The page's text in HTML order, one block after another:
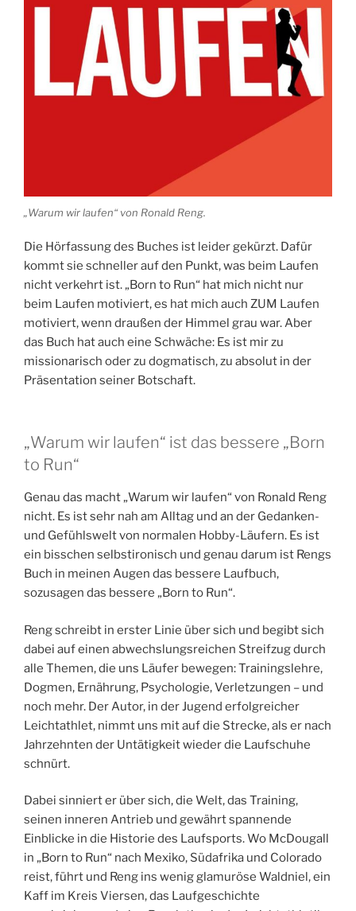
„Warum wir laufen“ von Ronald Reng.
Die Hörfassung des Buches ist leider gekürzt. Dafür
kommt sie schneller auf den Punkt, was beim Laufen
nicht verkehrt ist. „Born to Run“ hat mich nicht nur
beim Laufen motiviert, es hat mich auch ZUM Laufen
motiviert, wenn draußen der Himmel grau war. Aber
das Buch hat auch eine Schwäche: Es ist mir zu
missionarisch oder zu dogmatisch, zu absolut in der
Präsentation seiner Botschaft.
„Warum wir laufen“ ist das bessere „Born
to Run“
Genau das macht „Warum wir laufen“ von Ronald Reng
nicht. Es ist sehr nah am Alltag und an der Gedanken-
und Gefühlswelt von normalen Hobby-Läufern. Es ist
ein bisschen selbstironisch und genau darum ist Rengs
Buch in meinen Augen das bessere Laufbuch,
sozusagen das bessere „Born to Run“.
Reng schreibt in erster Linie über sich und begibt sich
dabei auf einen abwechslungsreichen Streifzug durch
alle Themen, die uns Läufer bewegen: Trainingslehre,
Dogmen, Ernährung, Psychologie, Verletzungen – und
noch mehr. Der Autor, in der Jugend erfolgreicher
Leichtathlet, nimmt uns mit auf die Strecke, als er nach
Jahrzehnten der Untätigkeit wieder die Laufschuhe
schnürt.
Dabei sinniert er über sich, die Welt, das Training,
seinen inneren Antrieb und gewährt spannende
Einblicke in die Historie des Laufsports. Wo McDougall
in „Born to Run“ nach Mexiko, Südafrika und Colorado
reist, führt und Reng ins wenig glamuröse Waldniel, ein
Kaff im Kreis Viersen, das Laufgeschichte